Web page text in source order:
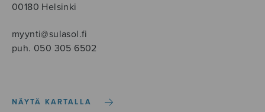
00180 Helsinki
myynti@sulasol.fi
puh. 050 305 6502
NÄYTÄ KARTALLA